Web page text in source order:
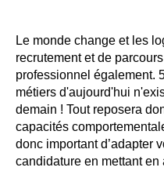
Le monde change et les
recrutement et de parcours
professionnel également.
métiers d'aujourd'hui
demain ! Tout reposera
capacités
donc important d’adapter
candidature en mettant en